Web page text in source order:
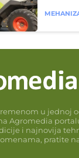
u jednoj
Agromedia
i najnovija
pratite